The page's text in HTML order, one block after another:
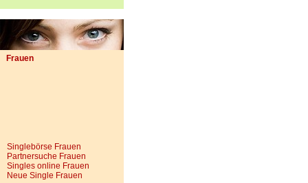
Frauen
Singlebörse Frauen
Partnersuche Frauen
Singles online Frauen
Neue Single Frauen